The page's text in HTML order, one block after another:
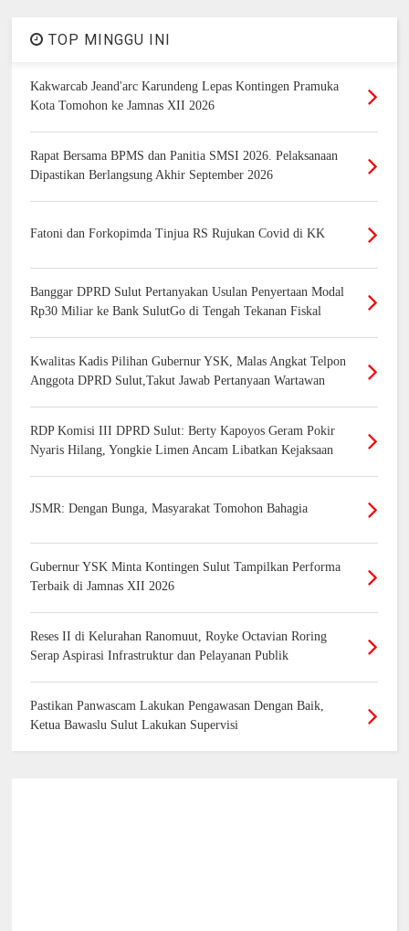
TOP MINGGU INI
Kakwarcab Jeand'arc Karundeng Lepas Kontingen Pramuka
Kota Tomohon ke Jamnas XII 2026
Rapat Bersama BPMS dan Panitia SMSI 2026. Pelaksanaan
Dipastikan Berlangsung Akhir September 2026
Fatoni dan Forkopimda Tinjua RS Rujukan Covid di KK
Banggar DPRD Sulut Pertanyakan Usulan Penyertaan Modal
Rp30 Miliar ke Bank SulutGo di Tengah Tekanan Fiskal
Kwalitas Kadis Pilihan Gubernur YSK, Malas Angkat Telpon
Anggota DPRD Sulut,Takut Jawab Pertanyaan Wartawan
RDP Komisi III DPRD Sulut: Berty Kapoyos Geram Pokir
Nyaris Hilang, Yongkie Limen Ancam Libatkan Kejaksaan
JSMR: Dengan Bunga, Masyarakat Tomohon Bahagia
Gubernur YSK Minta Kontingen Sulut Tampilkan Performa
Terbaik di Jamnas XII 2026
Reses II di Kelurahan Ranomuut, Royke Octavian Roring
Serap Aspirasi Infrastruktur dan Pelayanan Publik
Pastikan Panwascam Lakukan Pengawasan Dengan Baik,
Ketua Bawaslu Sulut Lakukan Supervisi